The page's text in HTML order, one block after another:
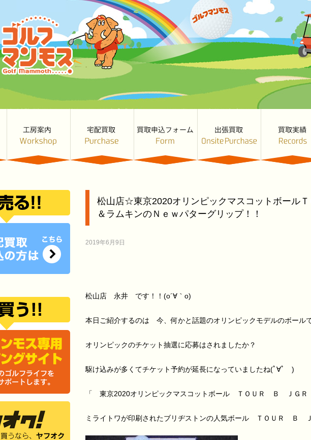
松山店☆東京2020オリンピックマスコットボー
＆ラムキンのＮｅｗパターグリップ！！
2019年6月9日
松山店 永井 です！！(o´∀｀o)
本日ご紹介するのは 今、何かと話題のオリンピックモデルのボール
オリンピックのチケット抽選に応募はされましたか？
駆け込みが多くてチケット予約が延長になっていましたね(ﾟ∀ﾟゞ)
「 東京2020オリンピックマスコットボール ＴＯＵＲ Ｂ ＪＧＲ
ミライトワが印刷されたブリヂストンの人気ボール ＴＯＵＲ Ｂ Ｊ